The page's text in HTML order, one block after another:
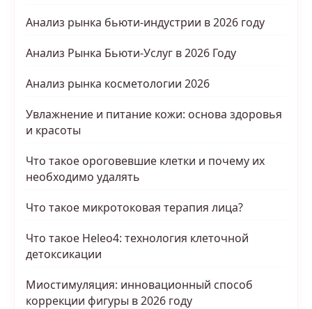
Анализ рынка бьюти-индустрии в 2026 году
Анализ Рынка Бьюти-Услуг в 2026 Году
Анализ рынка косметологии 2026
Увлажнение и питание кожи: основа здоровья
и красоты
Что такое ороговевшие клетки и почему их
необходимо удалять
Что такое микротоковая терапия лица?
Что такое Heleo4: технология клеточной
детоксикации
Миостимуляция: инновационный способ
коррекции фигуры в 2026 году